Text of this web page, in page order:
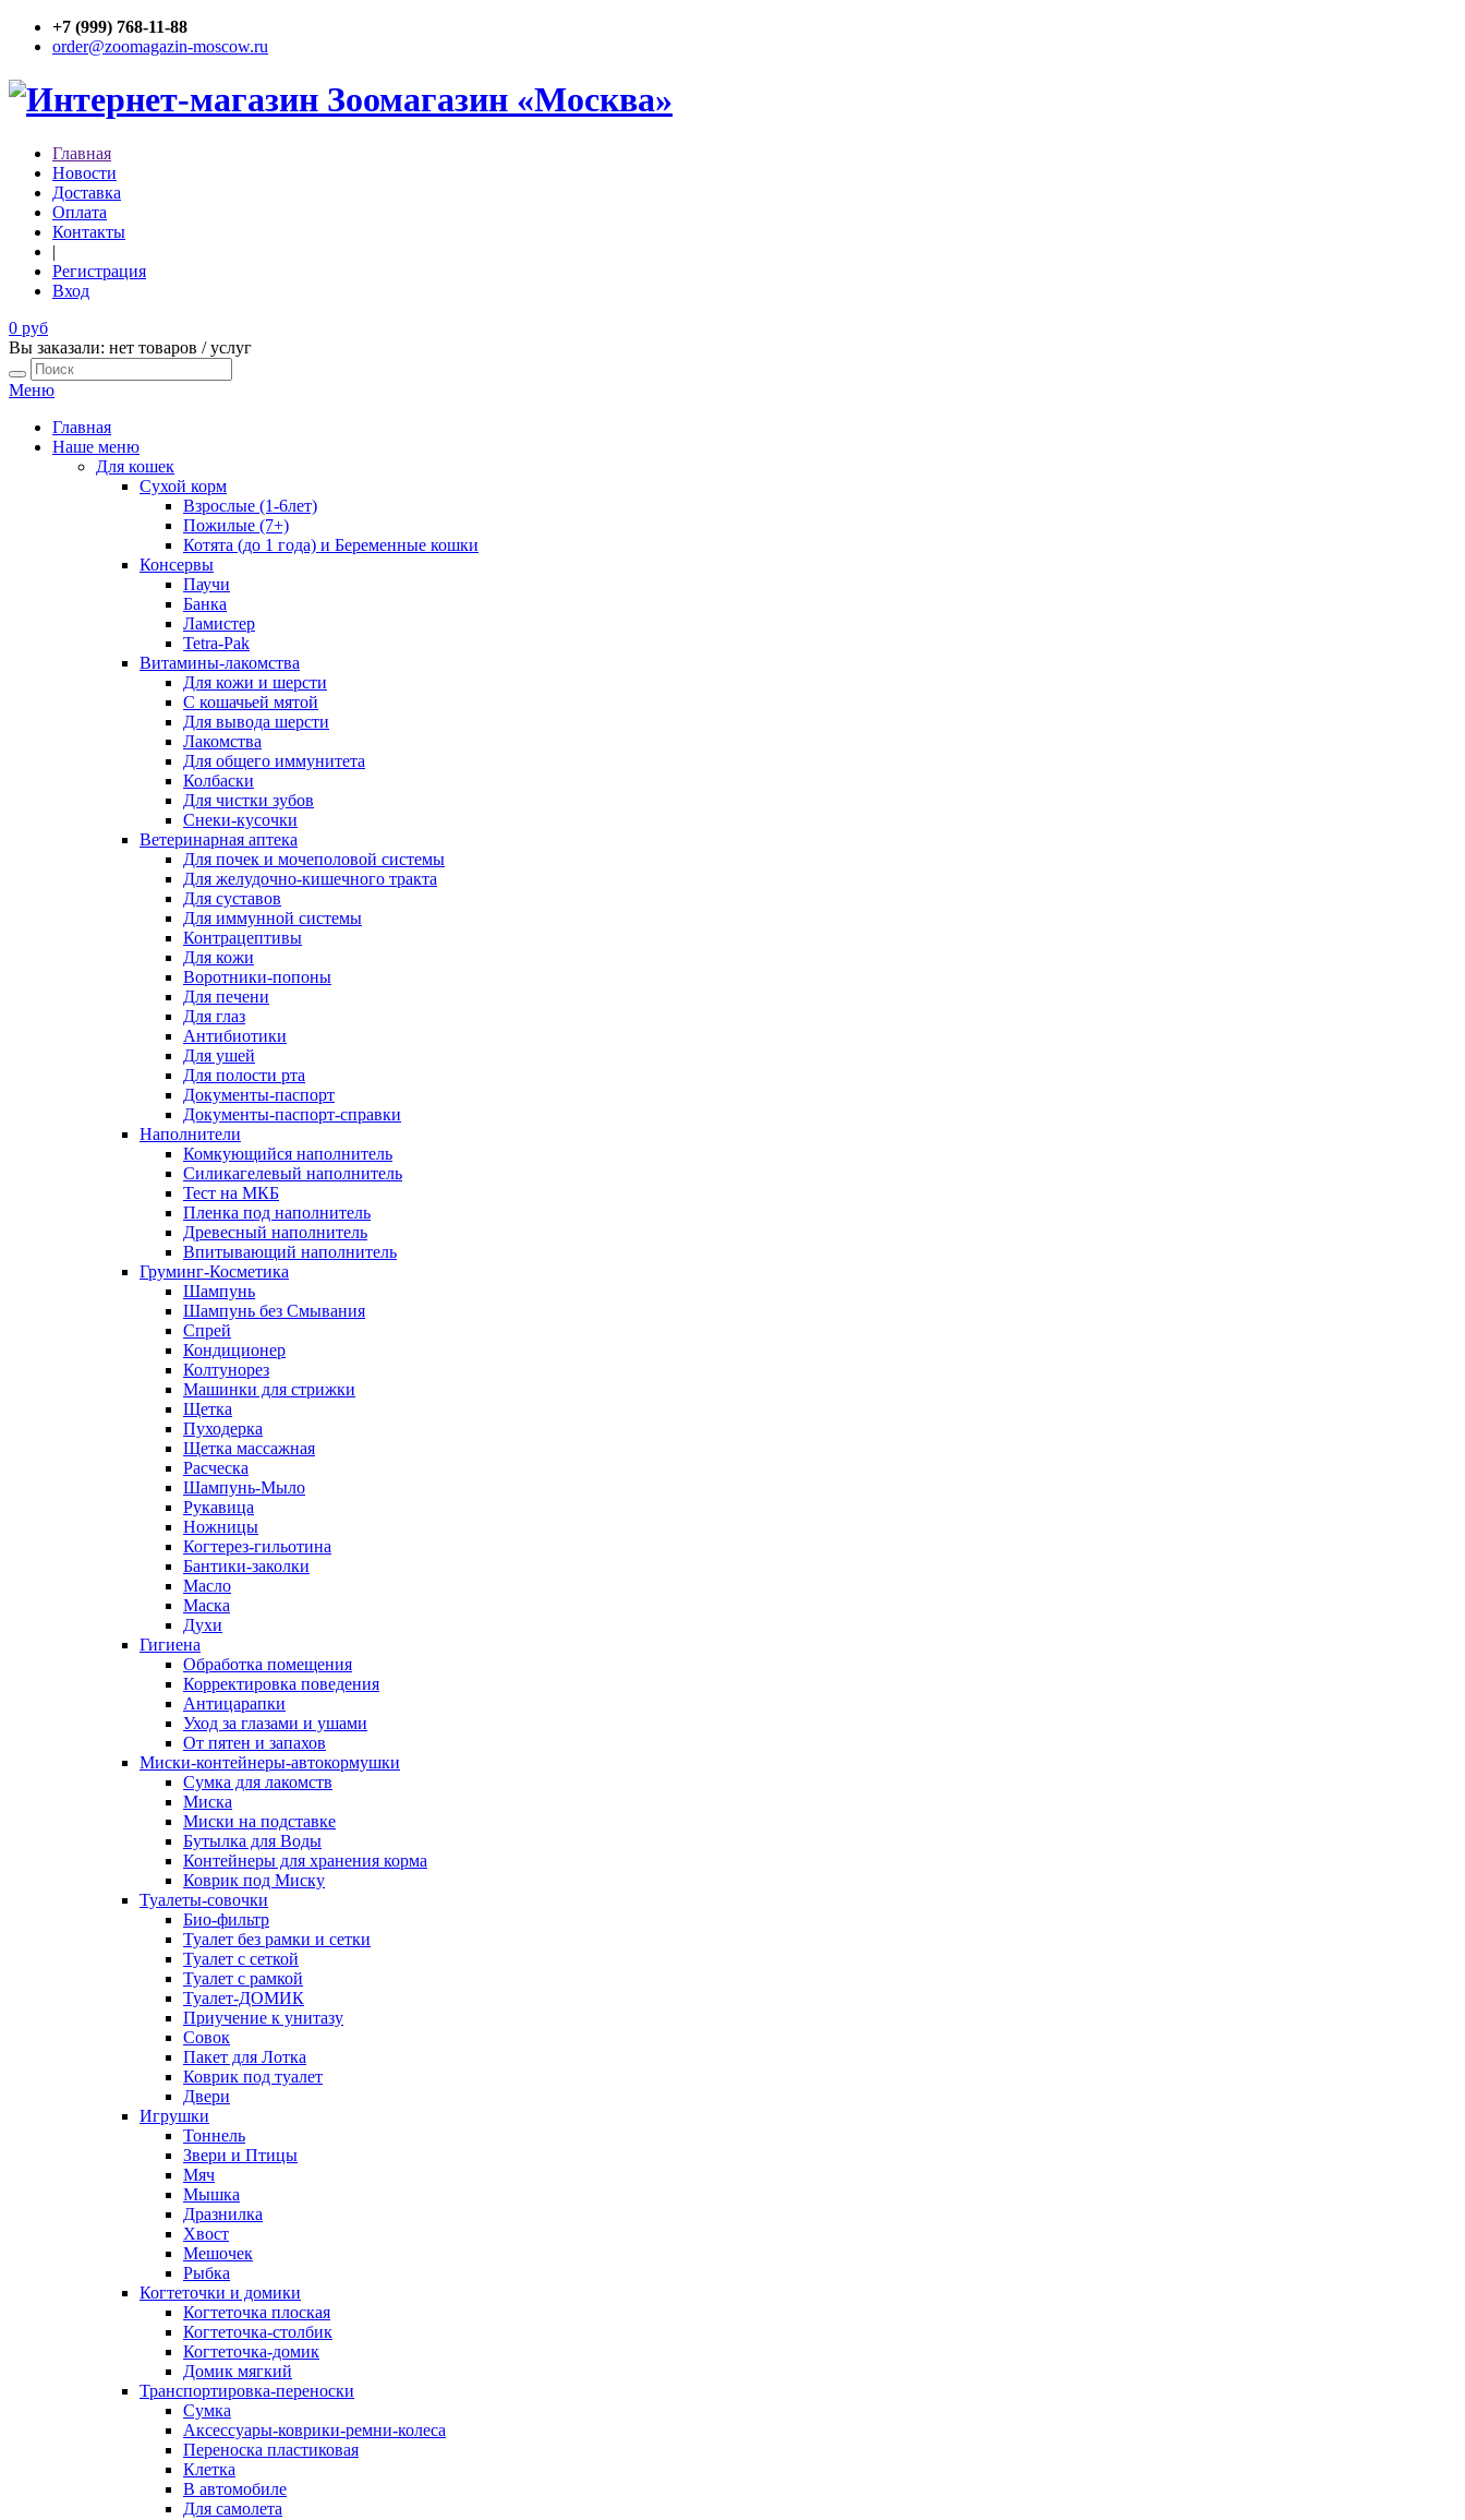
+7 (999) 768-11-88
order@zoomagazin-moscow.ru
Главная
Новости
Доставка
Оплата
Контакты
|
Регистрация
Вход
0 руб
Вы заказали: нет товаров / услуг
Меню
Главная
Наше меню
Для кошек
Сухой корм
Взрослые (1-6лет)
Пожилые (7+)
Котята (до 1 года) и Беременные кошки
Консервы
Паучи
Банка
Ламистер
Tetra-Pak
Витамины-лакомства
Для кожи и шерсти
С кошачьей мятой
Для вывода шерсти
Лакомства
Для общего иммунитета
Колбаски
Для чистки зубов
Снеки-кусочки
Ветеринарная аптека
Для почек и мочеполовой системы
Для желудочно-кишечного тракта
Для суставов
Для иммунной системы
Контрацептивы
Для кожи
Воротники-попоны
Для печени
Для глаз
Антибиотики
Для ушей
Для полости рта
Документы-паспорт
Документы-паспорт-справки
Наполнители
Комкующийся наполнитель
Силикагелевый наполнитель
Тест на МКБ
Пленка под наполнитель
Древесный наполнитель
Впитывающий наполнитель
Груминг-Косметика
Шампунь
Шампунь без Смывания
Спрей
Кондиционер
Колтунорез
Машинки для стрижки
Щетка
Пуходерка
Щетка массажная
Расческа
Шампунь-Мыло
Рукавица
Ножницы
Когтерез-гильотина
Бантики-заколки
Масло
Маска
Духи
Гигиена
Обработка помещения
Корректировка поведения
Антицарапки
Уход за глазами и ушами
От пятен и запахов
Миски-контейнеры-автокормушки
Сумка для лакомств
Миска
Миски на подставке
Бутылка для Воды
Контейнеры для хранения корма
Коврик под Миску
Туалеты-совочки
Био-фильтр
Туалет без рамки и сетки
Туалет с сеткой
Туалет с рамкой
Туалет-ДОМИК
Приучение к унитазу
Совок
Пакет для Лотка
Коврик под туалет
Двери
Игрушки
Тоннель
Звери и Птицы
Мяч
Мышка
Дразнилка
Хвост
Мешочек
Рыбка
Когтеточки и домики
Когтеточка плоская
Когтеточка-столбик
Когтеточка-домик
Домик мягкий
Транспортировка-переноски
Сумка
Аксессуары-коврики-ремни-колеса
Переноска пластиковая
Клетка
В автомобиле
Для самолета